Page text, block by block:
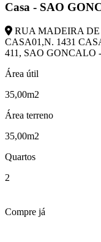
Casa - SAO
RUA MADEIRA DE
CASA01,N. 1431
411, SAO GONCALO
Área útil
35,00m2
Área terreno
35,00m2
Quartos
2
Compre já